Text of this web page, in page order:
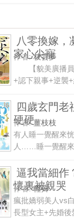
八零換嫁，
家心尖寵
作者:枝雲夢
【貌美廣播員
+認下親事+逆
四歲玄門老
硬硬
作者:薑枝枝
有人睡一覺醒來
人……睡一覺醒
逼我當細作
懷裏被親哭
作者:輕霽
瘋批嬌弱美人vs
長型女主+先婚